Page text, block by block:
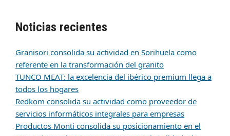
Noticias recientes
Granisori consolida su actividad en Sorihuela como
referente en la transformación del granito
TUNCO MEAT: la excelencia del ibérico premium llega a
todos los hogares
Redkom consolida su actividad como proveedor de
servicios informáticos integrales para empresas
Productos Monti consolida su posicionamiento en el